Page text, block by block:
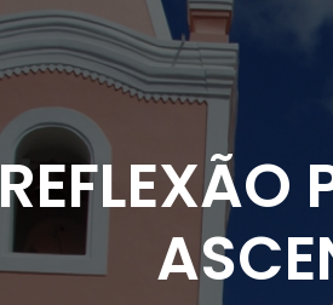
REFLEXÃO